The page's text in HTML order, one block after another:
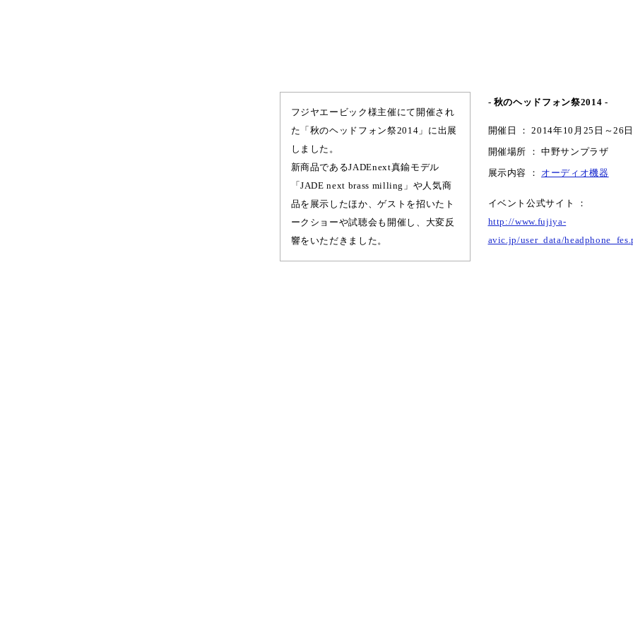
フジヤエービック様主催にて開催され
た「秋のヘッドフォン祭2014」に出展
しました。
新商品であるJADEnext真鍮モデル
「JADE next brass milling」や人気商
品を展示したほか、ゲストを招いたト
ークショーや試聴会も開催し、大変反
響をいただきました。
- 秋のヘッドフォン祭2014 -
開催日 ： 2014年10月25日～26日
開催場所 ： 中野サンプラザ
展示内容 ： オーディオ機器
イベント公式サイト ：
http://www.fujiya-
avic.jp/user_data/